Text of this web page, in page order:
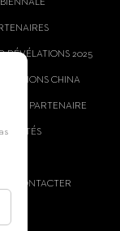
RÉVÉLATIONS 2025
CHINA
PARTENAIRE
CONTACTER